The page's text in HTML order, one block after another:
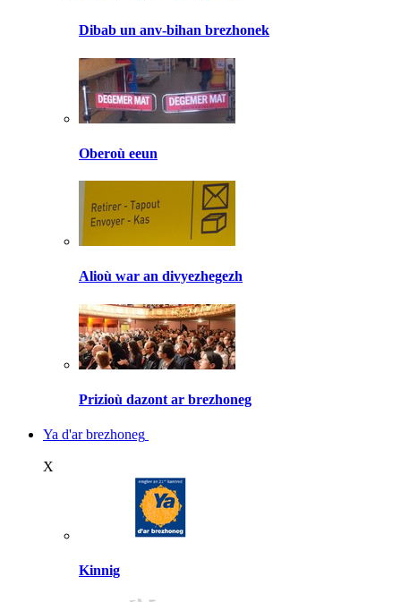
Dibab un anv-bihan brezhonek
Oberoù eeun
Alioù war an divyezhegezh
Prizioù dazont ar brezhoneg
Ya d'ar brezhoneg
X
Kinnig